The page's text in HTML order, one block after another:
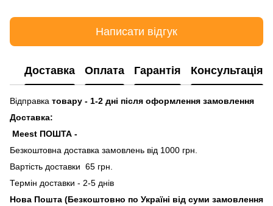
Написати відгук
Доставка Оплата Гарантія Консультація
Відправка товару - 1-2 дні після оформлення замовлення
Доставка:
Meest ПОШТА -
Безкоштовна доставка замовлень від 1000 грн.
Вартість доставки 65 грн.
Термін доставки - 2-5 днів
Нова Пошта (Безкоштовно по Україні від суми замовлення